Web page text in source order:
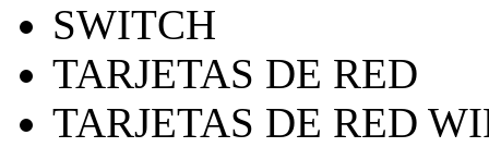
SWITCH
TARJETAS DE RED
TARJETAS DE RED